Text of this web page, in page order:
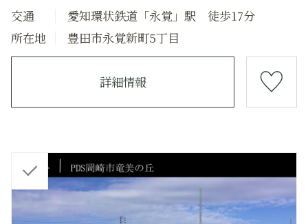
交通
愛知環状鉄道「永覚」駅 徒歩17分
所在地
豊田市永覚新町5丁目
詳細情報